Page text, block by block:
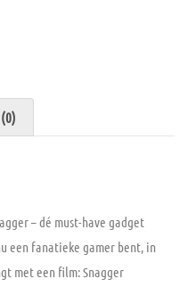
– dé must-have gadget
een fanatieke gamer bent, in
met een film: Snagger